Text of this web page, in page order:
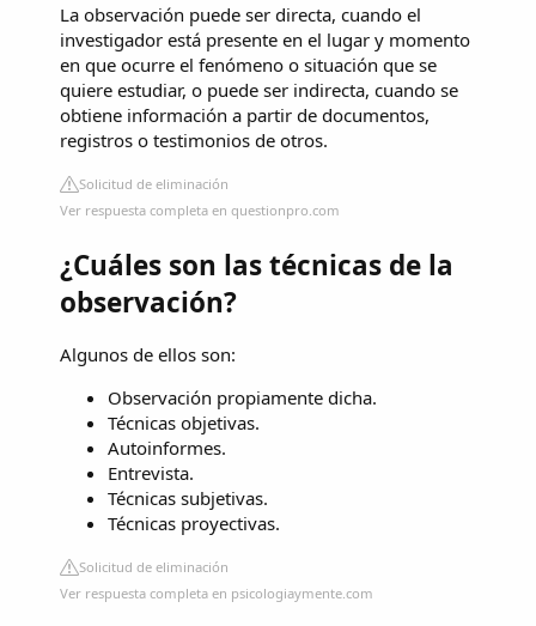
La observación puede ser directa, cuando el
investigador está presente en el lugar y momento
en que ocurre el fenómeno o situación que se
quiere estudiar, o puede ser indirecta, cuando se
obtiene información a partir de documentos,
registros o testimonios de otros.
Solicitud de eliminación
Ver respuesta completa en questionpro.com
¿Cuáles son las técnicas de la
observación?
Algunos de ellos son:
Observación propiamente dicha.
Técnicas objetivas.
Autoinformes.
Entrevista.
Técnicas subjetivas.
Técnicas proyectivas.
Solicitud de eliminación
Ver respuesta completa en psicologiaymente.com